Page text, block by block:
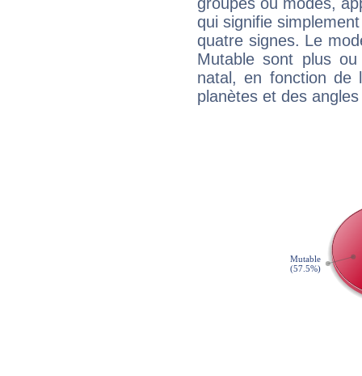
groupes ou modes,
qui signifie
quatre signes. Le
Mutable sont plus
natal, en fonction de
planètes et des